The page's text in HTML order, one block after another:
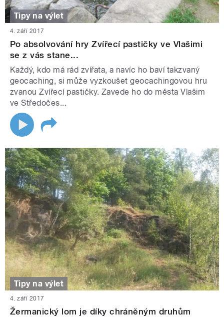
Tipy na výlet
4. září 2017
Po absolvování hry Zvířecí pastičky ve Vlašimi
se z vás stane...
Každý, kdo má rád zvířata, a navíc ho baví takzvaný
geocaching, si může vyzkoušet geocachingovou hru
zvanou Zvířecí pastičky. Zavede ho do města Vlašim
ve Středočes...
Tipy na výlet
4. září 2017
Žermanický lom je díky chráněným druhům